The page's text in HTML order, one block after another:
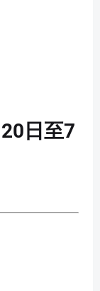
日至7